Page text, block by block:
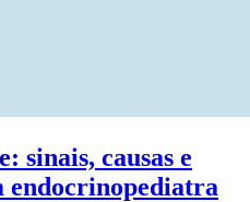
sinais, causas e
endocrinopediatra